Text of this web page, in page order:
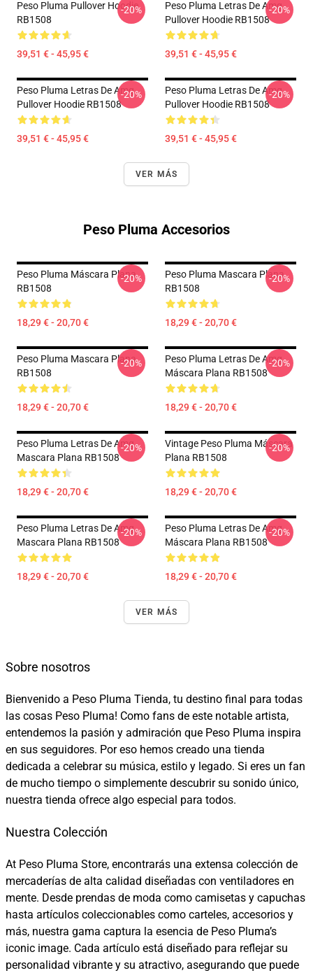
Peso Pluma Pullover Hoodie
RB1508
39,51 € - 45,95 €
-20%
Peso Pluma Letras De Amg
Pullover Hoodie RB1508
39,51 € - 45,95 €
-20%
Peso Pluma Letras De Amg
Pullover Hoodie RB1508
39,51 € - 45,95 €
-20%
Peso Pluma Letras De Amg
Pullover Hoodie RB1508
39,51 € - 45,95 €
-20%
VER MÁS
Peso Pluma Accesorios
Peso Pluma Máscara Plana
RB1508
18,29 € - 20,70 €
-20%
Peso Pluma Mascara Plana
RB1508
18,29 € - 20,70 €
-20%
Peso Pluma Mascara Plana
RB1508
18,29 € - 20,70 €
-20%
Peso Pluma Letras De Amg
Máscara Plana RB1508
18,29 € - 20,70 €
-20%
Peso Pluma Letras De Amg
Mascara Plana RB1508
18,29 € - 20,70 €
-20%
Vintage Peso Pluma Máscara
Plana RB1508
18,29 € - 20,70 €
-20%
Peso Pluma Letras De Amg
Mascara Plana RB1508
18,29 € - 20,70 €
-20%
Peso Pluma Letras De Amg
Máscara Plana RB1508
18,29 € - 20,70 €
-20%
VER MÁS
Sobre nosotros
Bienvenido a Peso Pluma Tienda, tu destino final para todas
las cosas Peso Pluma! Como fans de este notable artista,
entendemos la pasión y admiración que Peso Pluma inspira
en sus seguidores. Por eso hemos creado una tienda
dedicada a celebrar su música, estilo y legado. Si eres un fan
de mucho tiempo o simplemente descubrir su sonido único,
nuestra tienda ofrece algo especial para todos.
Nuestra Colección
At Peso Pluma Store, encontrarás una extensa colección de
mercaderías de alta calidad diseñadas con ventiladores en
mente. Desde prendas de moda como camisetas y capuchas
hasta artículos coleccionables como carteles, accesorios y
más, nuestra gama captura la esencia de Peso Pluma’s
iconic image. Cada artículo está diseñado para reflejar su
personalidad vibrante y su atractivo, asegurando que puede